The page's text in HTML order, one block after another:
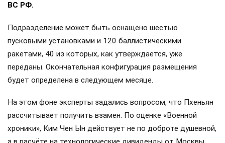
ВС РФ.
Подразделение может быть оснащено шестью
пусковыми установками и 120 баллистическими
ракетами, 40 из которых, как утверждается, уже
переданы. Окончательная конфигурация размещения
будет определена в следующем месяце.
На этом фоне эксперты задались вопросом, что Пхеньян
рассчитывает получить взамен. По оценке «Военной
хроники», Ким Чен Ын действует не по доброте душевной,